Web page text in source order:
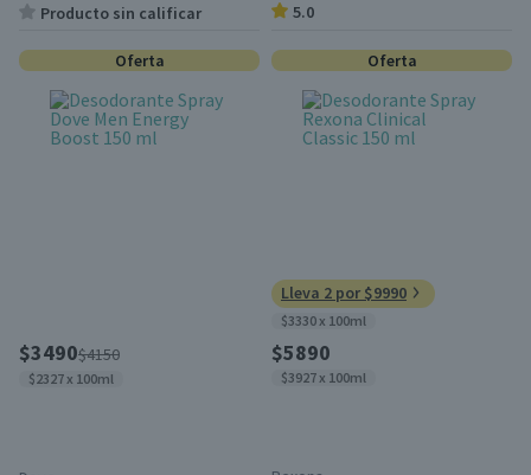
Producto sin calificar 5.0
Oferta
$3490$4150
$2327 x 100ml
Oferta
Lleva 2 por $9990
$3330 x 100ml
$5890
$3927 x 100ml